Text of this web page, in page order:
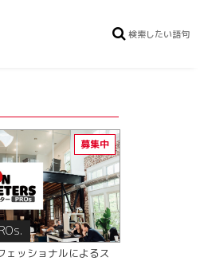
ェッショナルによるス